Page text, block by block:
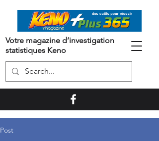
Votre magazine d’investigation
statistiques Keno
Post